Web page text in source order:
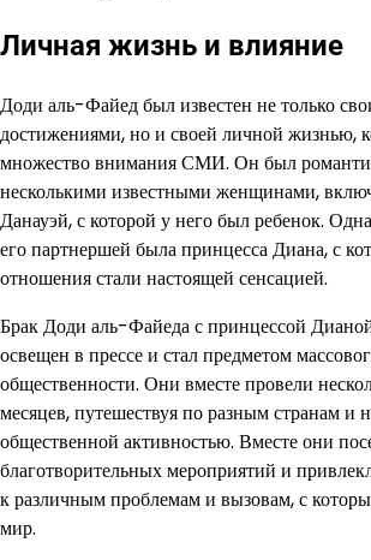
Личная жизнь и влияние
Доди аль-Файед был известен не только
достижениями, но и своей личной жизнью,
множество внимания СМИ. Он был
несколькими известными женщинами,
Данауэй, с которой у него был ребенок.
его партнершей была принцесса Диана, с
отношения стали настоящей сенсацией.
Брак Доди аль-Файеда с принцессой
освещен в прессе и стал предметом
общественности. Они вместе провели
месяцев, путешествуя по разным странам и
общественной активностью. Вместе они
благотворительных мероприятий и
к различным проблемам и вызовам, с
мир.